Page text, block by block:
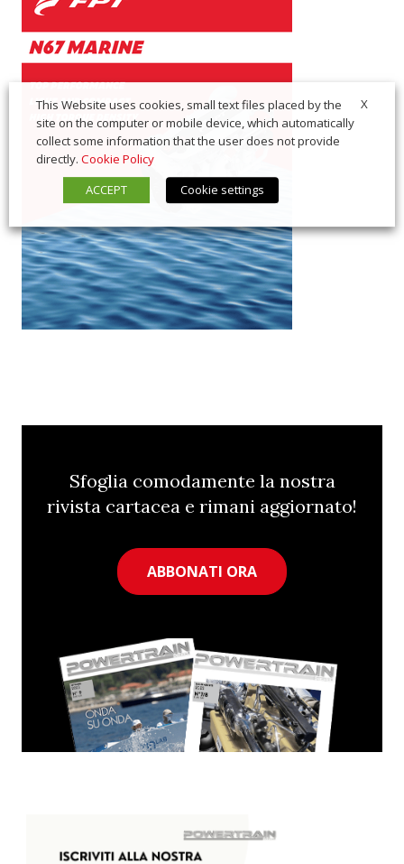
Sfoglia comodamente la nostra
rivista cartacea e rimani aggiornato!
ABBONATI ORA
X
This Website uses cookies, small text files placed by the
site on the computer or mobile device, which automatically
collect some information that the user does not provide
directly. Cookie Policy
ACCEPT
Cookie settings